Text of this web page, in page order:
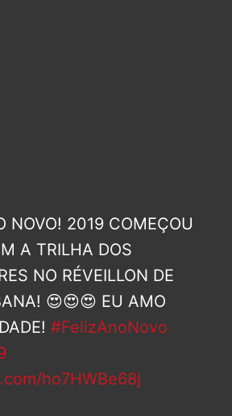
NOVO! 2019 COMEÇOU
A TRILHA DOS
NO RÉVEILLON DE
😍😍😍 EU AMO
#FelizAnoNovo
ho7HWBe68j